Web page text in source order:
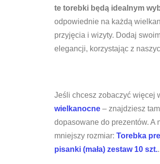
te torebki będą idealnym
odpowiednie na każdą
przyjęcia i wizyty. Dodaj
elegancji, korzystając z
Jeśli chcesz zobaczyć więcej
wielkanocne – znajdziesz
dopasowane do prezentów. A
mniejszy rozmiar: Torebka
pisanki (mała) zestaw 10 szt..